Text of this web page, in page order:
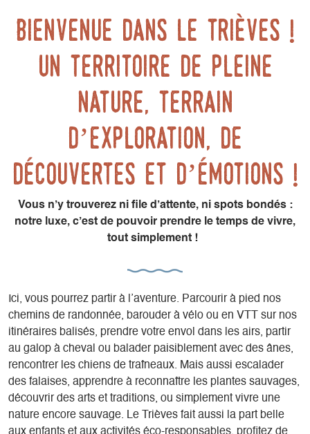
Bienvenue dans le Trièves !
Un territoire de pleine
nature, terrain
d’exploration, de
découvertes et d’émotions !
Vous n’y trouverez ni file d’attente, ni spots bondés :
notre luxe, c’est de pouvoir prendre le temps de vivre,
tout simplement !
Ici, vous pourrez partir à l’aventure. Parcourir à pied nos
chemins de randonnée, barouder à vélo ou en VTT sur nos
itinéraires balisés, prendre votre envol dans les airs, partir
au galop à cheval ou balader paisiblement avec des ânes,
rencontrer les chiens de traîneaux. Mais aussi escalader
des falaises, apprendre à reconnaître les plantes sauvages,
découvrir des arts et traditions, ou simplement vivre une
nature encore sauvage. Le Trièves fait aussi la part belle
aux enfants et aux activités éco-responsables, profitez de